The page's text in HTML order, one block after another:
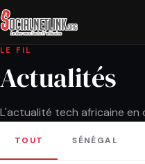
LE FIL
Actualités
L'actualité tech africaine en
TOUT SÉNÉGAL